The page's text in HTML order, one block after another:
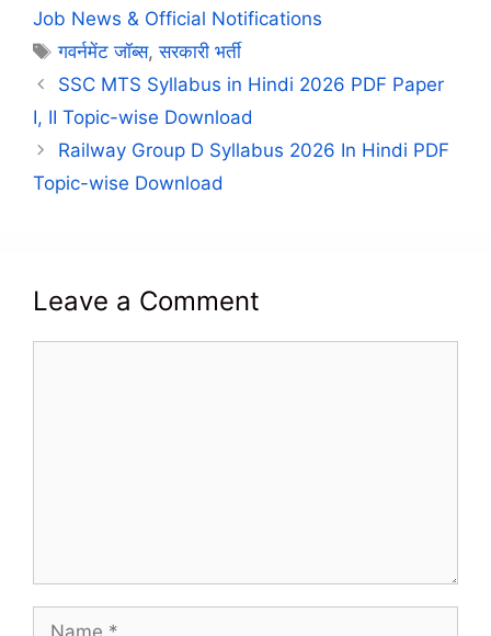
Job News & Official Notifications
Tags
गवर्नमेंट जॉब्स,सरकारी भर्ती
SSC MTS Syllabus in Hindi 2026 PDF Paper
I, II Topic-wise Download
Railway Group D Syllabus 2026 In Hindi PDF
Topic-wise Download
Leave a Comment
Name